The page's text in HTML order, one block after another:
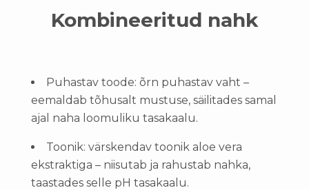
Kombineeritud nahk
Puhastav toode: õrn puhastav vaht –
eemaldab tõhusalt mustuse, säilitades samal
ajal naha loomuliku tasakaalu.
Toonik: värskendav toonik aloe vera
ekstraktiga – niisutab ja rahustab nahka,
taastades selle pH tasakaalu.